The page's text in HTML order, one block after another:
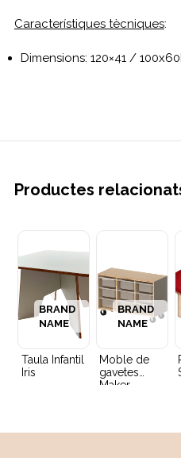
Característiques tècniques:
Dimensions: 120×41 /
Productes
Taula Infantil
Iris
BRAND
NAME
Moble de
gavetes
Maker
BRAND
NAME